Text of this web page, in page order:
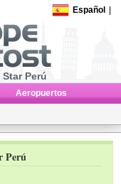
Español
Perú
Aeropuertos
Perú